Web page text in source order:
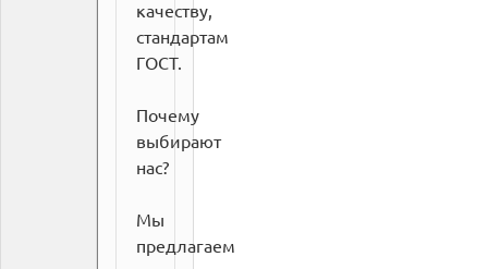
качеству,
стандартам
ГОСТ.
Почему
выбирают
нас?
Мы
предлагаем